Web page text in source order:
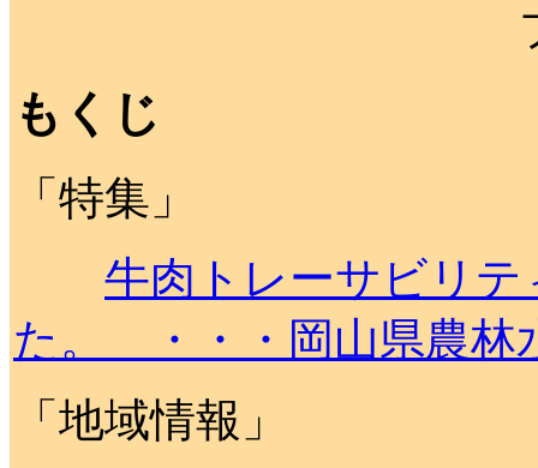
もくじ
「特集」
牛肉トレーサビリ
た。 ・・・岡山県農林
「地域情報」